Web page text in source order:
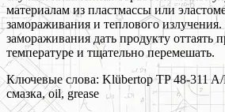
материалам из пластмассы или
замораживания и теплового излучения.
замораживания дать продукту оттаять
температуре и тщательно перемешать.
Ключевые слова: Klübertop TP 48-311
смазка, oil, grease